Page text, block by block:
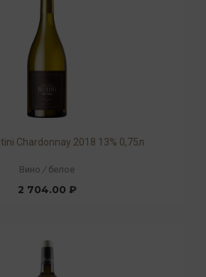
Chardonnay 2018 13% 0,75л
Вино / белое
2 704.00 ₽